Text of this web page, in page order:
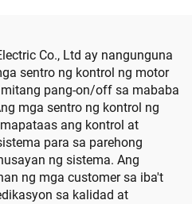
Co., Ltd ay nangunguna
sentro ng kontrol ng motor
pang-on/off sa mababa
mga sentro ng kontrol ng
ang kontrol at
para sa parehong
ng sistema. Ang
ng mga customer sa iba't
sa kalidad at